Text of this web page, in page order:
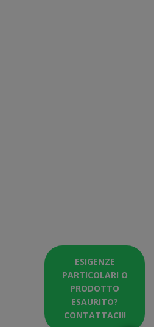
ESIGENZE
PARTICOLARI O
PRODOTTO
ESAURITO?
CONTATTACI!!